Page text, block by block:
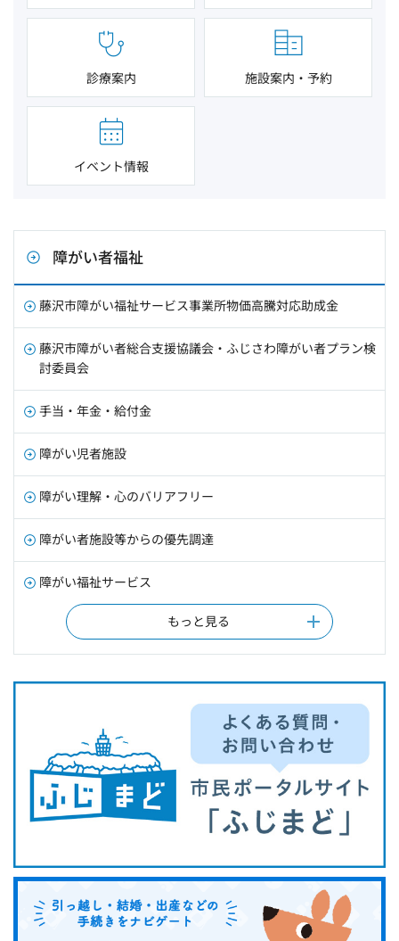
診療案内 施設案内・予約
イベント情報
障がい者福祉
藤沢市障がい福祉サービス事業所物価高騰対応助成金
藤沢市障がい者総合支援協議会・ふじさわ障がい者プラン検
討委員会
手当・年金・給付金
障がい児者施設
障がい理解・心のバリアフリー
障がい者施設等からの優先調達
障がい福祉サービス
もっと見る